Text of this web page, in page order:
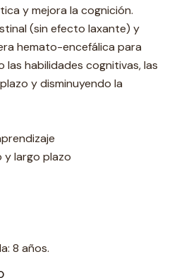
y mejora la cognición.
(sin efecto laxante) y
hemato-encefálica para
habilidades cognitivas, las
y disminuyendo la
y largo plazo
8 años.